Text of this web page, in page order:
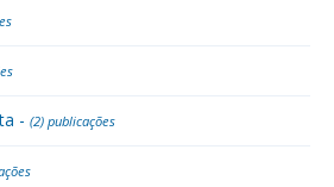
- (2) publicações